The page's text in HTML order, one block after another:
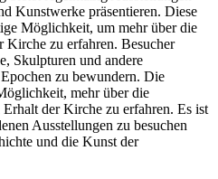
Kunstwerke präsentieren. Diese
Möglichkeit, um mehr über die
Kirche zu erfahren. Besucher
Skulpturen und andere
zu bewundern. Die
mehr über die
der Kirche zu erfahren. Es ist
Ausstellungen zu besuchen
und die Kunst der